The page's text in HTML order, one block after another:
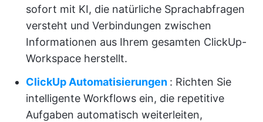
sofort mit KI, die natürliche Sprachabfragen
versteht und Verbindungen zwischen
Informationen aus Ihrem gesamten ClickUp-
Workspace herstellt.
ClickUp Automatisierungen : Richten Sie
intelligente Workflows ein, die repetitive
Aufgaben automatisch weiterleiten,